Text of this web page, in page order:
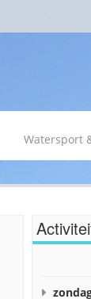
Watersport